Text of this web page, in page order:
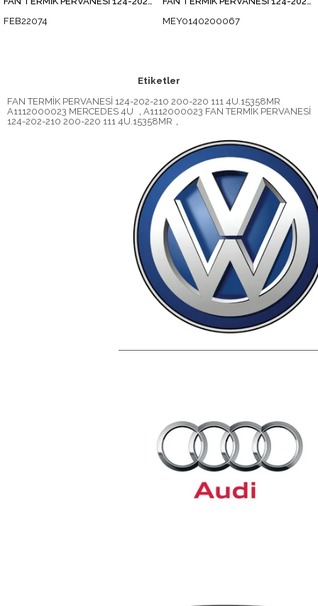
FEB22074
MEY0140200067
Etiketler
FAN TERMİK PERVANESİ 124-202-210 200-220 111 4U.15358MR
A1112000023 MERCEDES 4U
, A1112000023 FAN TERMİK PERVANESİ
124-202-210 200-220 111 4U.15358MR ,